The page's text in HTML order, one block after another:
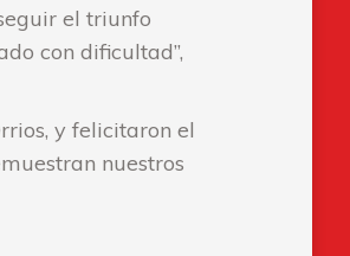
el triunfo
con dificultad”,
y felicitaron el
nuestros